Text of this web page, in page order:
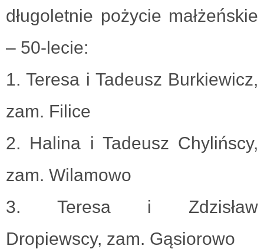
długoletnie pożycie małżeńskie
– 50-lecie:
1. Teresa i Tadeusz Burkiewicz,
zam. Filice
2. Halina i Tadeusz Chylińscy,
zam. Wilamowo
3. Teresa i Zdzisław
Dropiewscy, zam. Gąsiorowo